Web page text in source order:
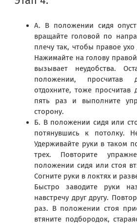
А. В положении сидя
вращайте головой по
плечу так, чтобы правое ухо
Нажимайте на голову
вызывает неудобства.
положении,
отдохните, тоже просчитав
пять раз и выполните
сторону.
Б. В положении сидя или
потянувшись к потолку.
Удерживайте руки в таком
трех. Повторите
положении сидя или стоя
Согните руки в локтях и
Быстро заводите руки
навстречу друг другу.
раз. В положении стоя
втяните подбородок,